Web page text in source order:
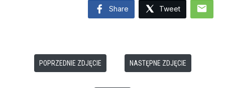
Share Tweet mail
POPRZEDNIE ZDJĘCIE NASTĘPNE ZDJĘCIE